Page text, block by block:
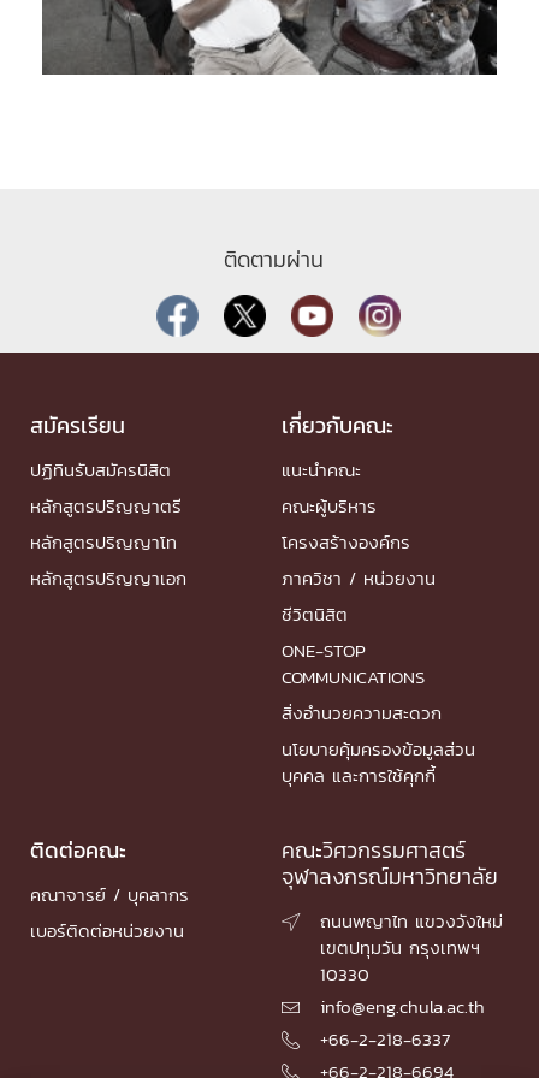
ติดตามผ่าน
สมัครเรียน
ปฏิทินรับสมัครนิสิต
หลักสูตรปริญญาตรี
หลักสูตรปริญญาโท
หลักสูตรปริญญาเอก
เกี่ยวกับคณะ
แนะนำคณะ
คณะผู้บริหาร
โครงสร้างองค์กร
ภาควิชา / หน่วยงาน
ชีวิตนิสิต
ONE-STOP
COMMUNICATIONS
สิ่งอำนวยความสะดวก
นโยบายคุ้มครองข้อมูลส่วน
บุคคล และการใช้คุกกี้
ติดต่อคณะ
คณาจารย์ / บุคลากร
เบอร์ติดต่อหน่วยงาน
คณะวิศวกรรมศาสตร์
จุฬาลงกรณ์มหาวิทยาลัย

ถนนพญาไท แขวงวังใหม่
เขตปทุมวัน กรุงเทพฯ
10330
 info@eng.chula.ac.th
 +66-2-218-6337
 +66-2-218-6694